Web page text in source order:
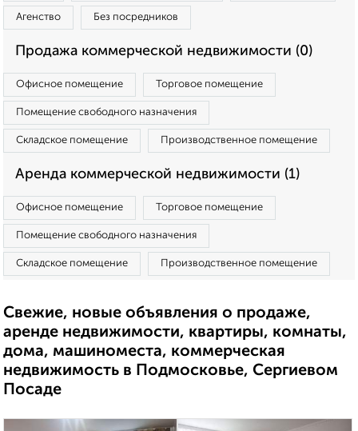
Агенство Без посредников
Продажа коммерческой недвижимости (0)
Офисное помещение Торговое помещение
Помещение свободного назначения
Складское помещение Производственное помещение
Аренда коммерческой недвижимости (1)
Офисное помещение Торговое помещение
Помещение свободного назначения
Складское помещение Производственное помещение
Свежие, новые объявления о продаже,
аренде недвижимости, квартиры, комнаты,
дома, машиноместа, коммерческая
недвижимость в Подмосковье, Сергиевом
Посаде